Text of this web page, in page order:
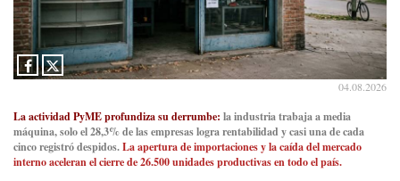
04.08.2026
La actividad PyME profundiza su derrumbe: la industria trabaja a media
máquina, solo el 28,3% de las empresas logra rentabilidad y casi una de cada
cinco registró despidos.La apertura de importaciones y la caída del mercado
interno aceleran el cierre de 26.500 unidades productivas en todo el país.